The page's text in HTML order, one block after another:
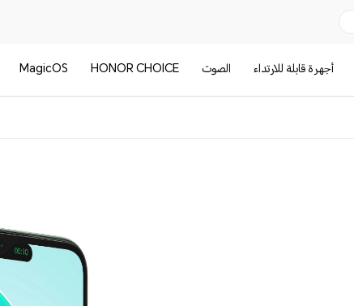
أجهرة قابلة للارتداء الصوت HONOR CHOICE
MagicOS